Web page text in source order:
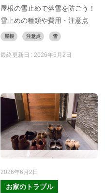
屋根の雪止めで落雪を防ごう！
雪止めの種類や費用・注意点
屋根 注意点 雪
最終更新日 :2026年6月2日
2026年6月2日
お家のトラブル